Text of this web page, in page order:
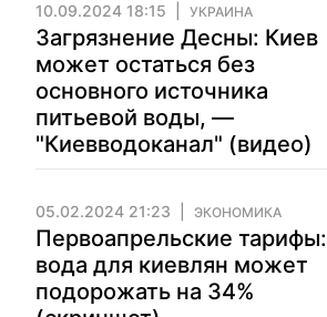
10.09.2024 18:15 УКРАИНА
Загрязнение Десны: Киев
может остаться без
основного источника
питьевой воды, —
"Киевводоканал" (видео)
05.02.2024 21:23 ЭКОНОМИКА
Первоапрельские тарифы:
вода для киевлян может
подорожать на 34%